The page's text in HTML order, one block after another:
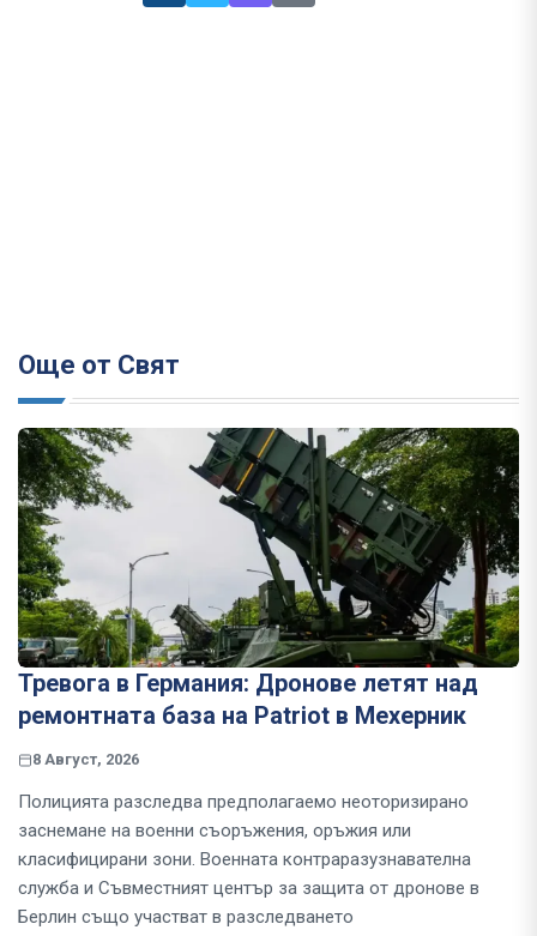
Още от Свят
Тревога в Германия: Дронове летят над
ремонтната база на Patriot в Мехерник
8 Август, 2026
Полицията разследва предполагаемо неоторизирано
заснемане на военни съоръжения, оръжия или
класифицирани зони. Военната контраразузнавателна
служба и Съвместният център за защита от дронове в
Берлин също участват в разследването